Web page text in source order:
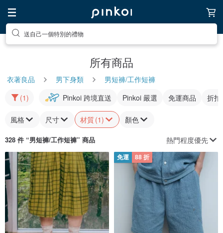
送自己一個特別的禮物
所有商品
衣著良品 男下身類
男短褲/工作短褲
(1)
Pinkoi 跨境直送 Pinkoi 嚴選 免運商品 折扣
風格 尺寸 材質(1) 顏色
328 件 “男短褲/工作短褲” 商品 熱門程度優先
免運 88 折